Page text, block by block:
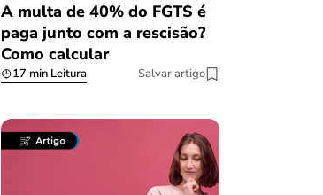
A multa de 40% do FGTS é
paga junto com a rescisão?
Como calcular
17 min Leitura Salvar artigo